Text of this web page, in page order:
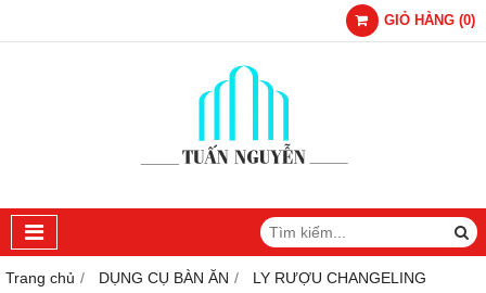
GIỎ HÀNG (0)
Trang chủ DỤNG CỤ BÀN ĂN LY RƯỢU CHANGELING